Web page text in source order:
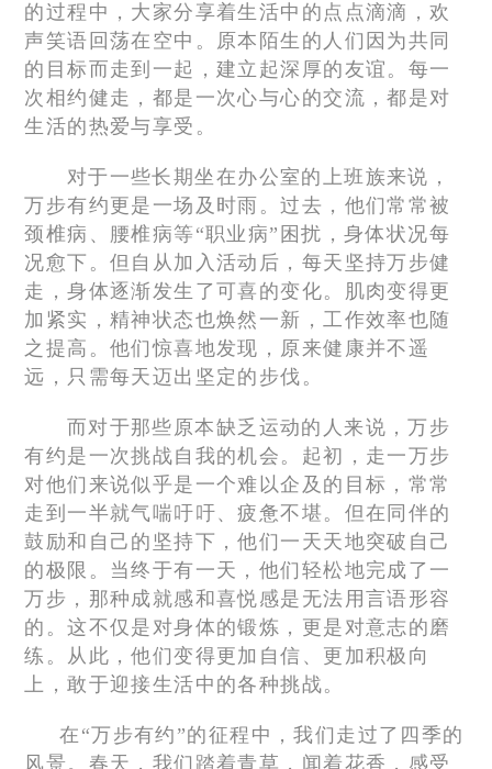
的过程中，大家分享着生活中的点点滴滴，欢
声笑语回荡在空中。原本陌生的人们因为共同
的目标而走到一起，建立起深厚的友谊。每一
次相约健走，都是一次心与心的交流，都是对
生活的热爱与享受。
对于一些长期坐在办公室的上班族来说，
万步有约更是一场及时雨。过去，他们常常被
颈椎病、腰椎病等“职业病”困扰，身体状况每
况愈下。但自从加入活动后，每天坚持万步健
走，身体逐渐发生了可喜的变化。肌肉变得更
加紧实，精神状态也焕然一新，工作效率也随
之提高。他们惊喜地发现，原来健康并不遥
远，只需每天迈出坚定的步伐。
而对于那些原本缺乏运动的人来说，万步
有约是一次挑战自我的机会。起初，走一万步
对他们来说似乎是一个难以企及的目标，常常
走到一半就气喘吁吁、疲惫不堪。但在同伴的
鼓励和自己的坚持下，他们一天天地突破自己
的极限。当终于有一天，他们轻松地完成了一
万步，那种成就感和喜悦感是无法用言语形容
的。这不仅是对身体的锻炼，更是对意志的磨
练。从此，他们变得更加自信、更加积极向
上，敢于迎接生活中的各种挑战。
在“万步有约”的征程中，我们走过了四季的
风景。春天，我们踏着青草，闻着花香，感受